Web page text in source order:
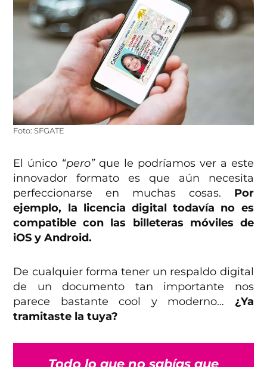
Foto: SFGATE
El único “pero”que le podríamos ver a este
innovador formato es que aún necesita
perfeccionarse en muchas cosas. Por
ejemplo, la licencia digital todavía no es
compatible con las billeteras móviles de
iOS y Android.
De cualquier forma tener un respaldo digital
de un documento tan importante nos
parece bastante cool y moderno… ¿Ya
tramitaste la tuya?
Todo lo que no sabías que